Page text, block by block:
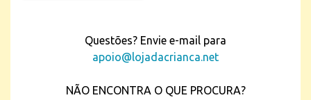
Questões? Envie e-mail para
apoio@lojadacrianca.net
NÃO ENCONTRA O QUE PROCURA?